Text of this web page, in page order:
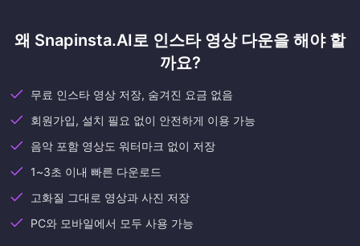
왜 Snapinsta.AI로 인스타 영상 다운을 해야 할
까요?
무료 인스타 영상 저장, 숨겨진 요금 없음
회원가입, 설치 필요 없이 안전하게 이용 가능
음악 포함 영상도 워터마크 없이 저장
1~3초 이내 빠른 다운로드
고화질 그대로 영상과 사진 저장
PC와 모바일에서 모두 사용 가능